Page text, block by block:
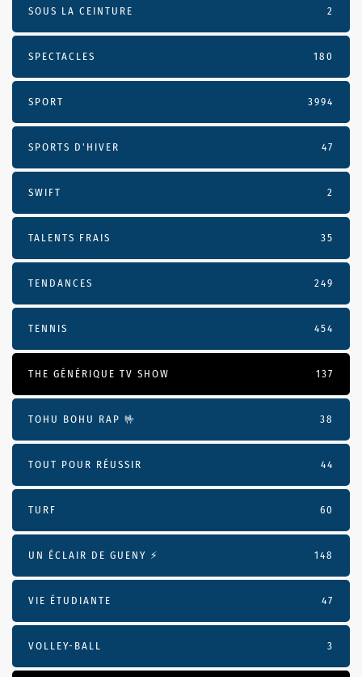
SOUS LA CEINTURE 2
SPECTACLES 180
SPORT 3994
SPORTS D'HIVER 47
SWIFT 2
TALENTS FRAIS 35
TENDANCES 249
TENNIS 454
THE GÉNÉRIQUE TV SHOW 137
TOHU BOHU RAP 🤟 38
TOUT POUR RÉUSSIR 44
TURF 60
UN ÉCLAIR DE GUENY ⚡️ 148
VIE ÉTUDIANTE 47
VOLLEY-BALL 3